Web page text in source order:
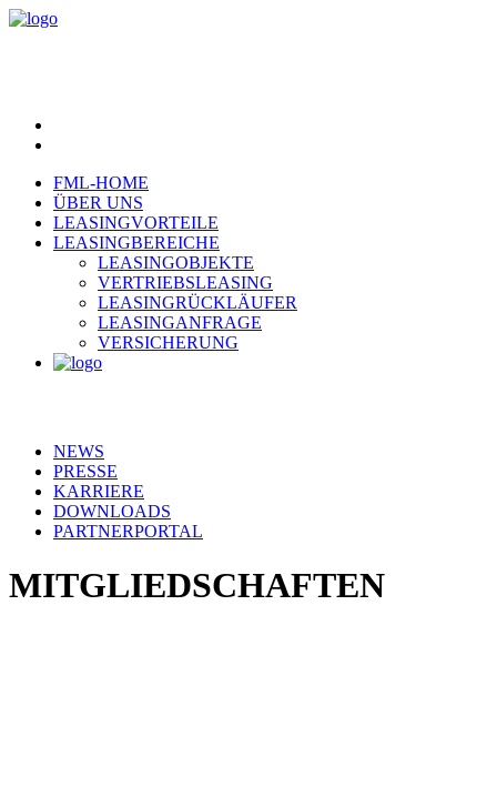
FML-HOME
ÜBER UNS
LEASINGVORTEILE
LEASINGBEREICHE
LEASINGOBJEKTE
VERTRIEBSLEASING
LEASINGRÜCKLÄUFER
LEASINGANFRAGE
VERSICHERUNG
NEWS
PRESSE
KARRIERE
DOWNLOADS
PARTNERPORTAL
MITGLIEDSCHAFTEN